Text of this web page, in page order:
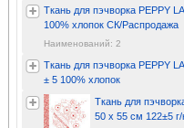
Ткань для пэчворка PEPPY
100% хлопок СК/Распродажа
Наименований: 2
Ткань для пэчворка PEPPY
± 5 100% хлопок
Ткань для
50 x 55 см 122±5